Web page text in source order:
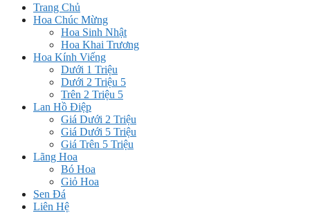
Trang Chủ
Hoa Chúc Mừng
Hoa Sinh Nhật
Hoa Khai Trương
Hoa Kính Viếng
Dưới 1 Triệu
Dưới 2 Triệu 5
Trên 2 Triệu 5
Lan Hồ Điệp
Giá Dưới 2 Triệu
Giá Dưới 5 Triệu
Giá Trên 5 Triệu
Lãng Hoa
Bó Hoa
Giỏ Hoa
Sen Đá
Liên Hệ